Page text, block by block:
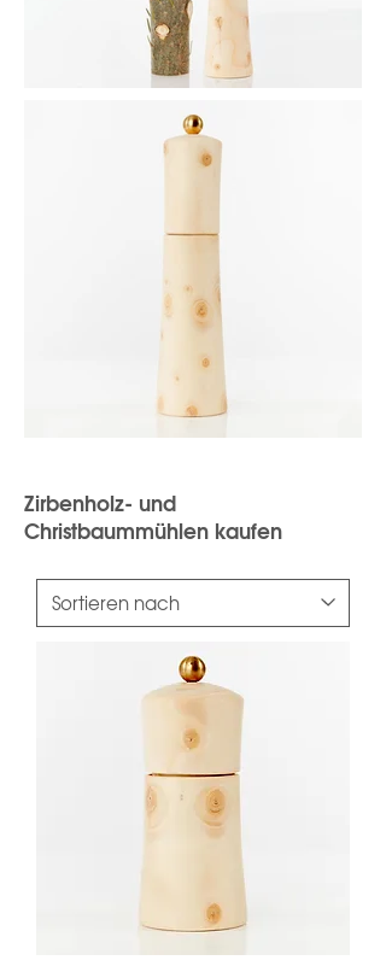
Zirbenholz- und
Christbaummühlen kaufen